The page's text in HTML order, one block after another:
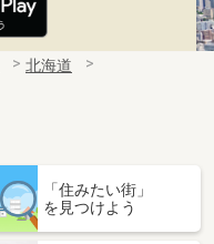
北海道
「住みたい街」
を見つけよう